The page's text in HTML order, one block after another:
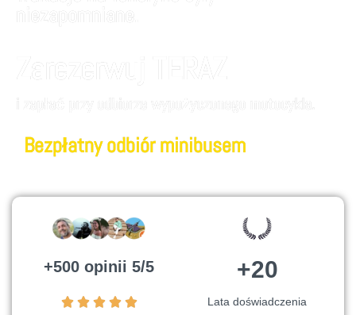
Bezpłatny odbiór minibusem
+500 opinii 5/5 +20
Lata doświadczenia